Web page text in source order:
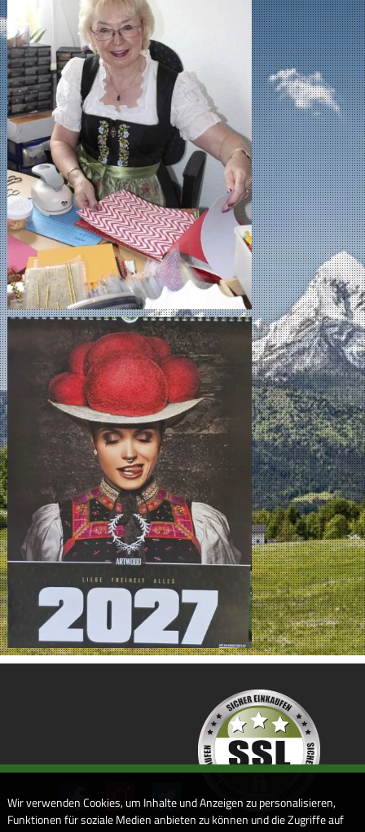
Wir verwenden Cookies, um Inhalte und Anzeigen zu personalisieren,
Funktionen für soziale Medien anbieten zu können und die Zugriffe auf